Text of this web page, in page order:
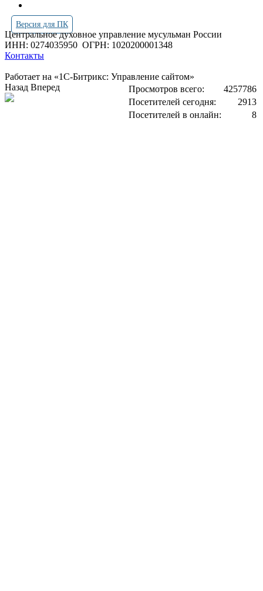
Версия для ПК
Центральное духовное управление мусульман России
ИНН: 0274035950 ОГРН: 1020200001348
Контакты
Работает на «1С-Битрикс: Управление сайтом»
Просмотров всего:
4257786
Посетителей сегодня:
2913
Посетителей в онлайн:
8
Назад Вперед